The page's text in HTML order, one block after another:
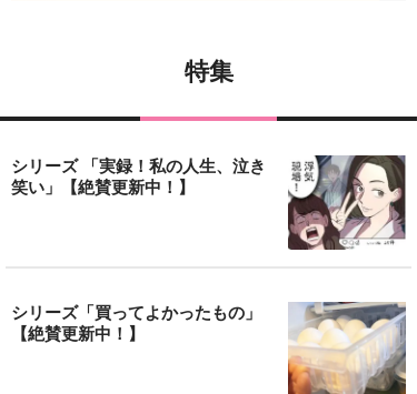
特集
シリーズ 「実録！私の人生、泣き
笑い」【絶賛更新中！】
シリーズ「買ってよかったもの」
【絶賛更新中！】